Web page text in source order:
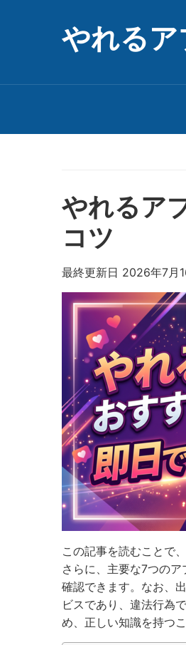
やれる
やれるア
コツ
最終更新日 2026年7月
この記事を読むことで
さらに、主要な7つの
確認できます。なお、
ビスであり、違法行為
め、正しい知識を持つ